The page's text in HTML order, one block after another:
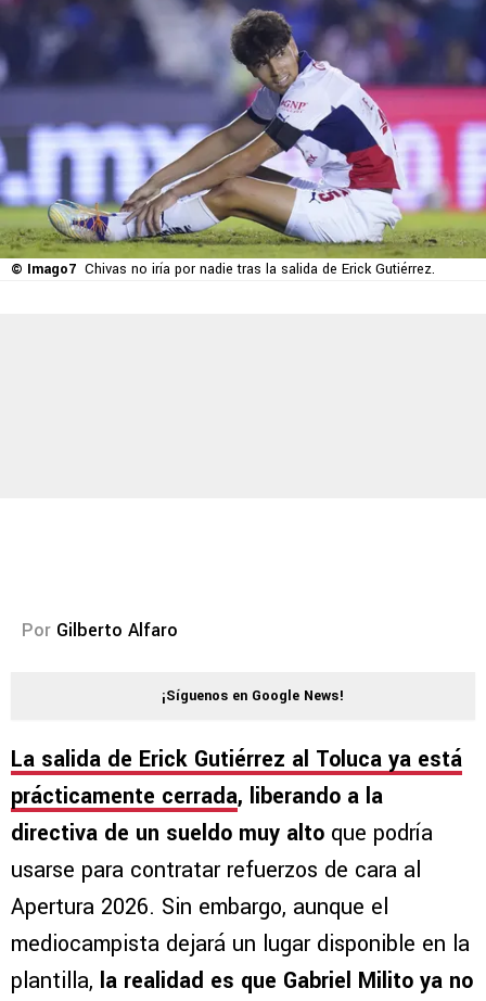
© Imago7 Chivas no iría por nadie tras la salida de Erick Gutiérrez.
Por Gilberto Alfaro
¡Síguenos en Google News!
La salida de Erick Gutiérrez al Toluca ya está
prácticamente cerrada, liberando a la
directiva de un sueldo muy alto que podría
usarse para contratar refuerzos de cara al
Apertura 2026. Sin embargo, aunque el
mediocampista dejará un lugar disponible en la
plantilla, la realidad es que Gabriel Milito ya no